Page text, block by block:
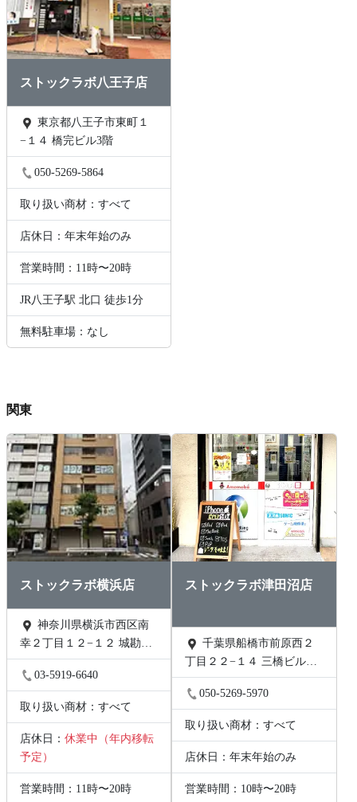
ストックラボ八王子店
−１４ 橋完ビル3階
050-5269-5864
取り扱い商材：すべて
店休日：年末年始のみ
営業時間：11時〜20時
JR八王子駅 北口 徒歩1分
無料駐車場：なし
関東
ストックラボ横浜店
幸２丁目１２−１２ 城勘ビ
ル 1F
03-5919-6640
取り扱い商材：すべて
店休日： 休業中（年内移転
予定）
営業時間：11時〜20時
ストックラボ津田沼店
千葉県船橋市前原西２
丁目２２−１４ 三橋ビル
202号
050-5269-5970
取り扱い商材：すべて
店休日：年末年始のみ
営業時間：10時〜20時